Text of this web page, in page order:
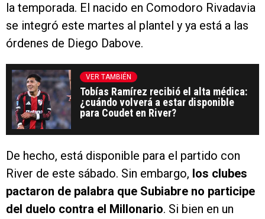
la temporada. El nacido en Comodoro Rivadavia
se integró este martes al plantel y ya está a las
órdenes de Diego Dabove.
VER TAMBIÉN
Tobías Ramírez recibió el alta médica:
¿cuándo volverá a estar disponible
para Coudet en River?
De hecho, está disponible para el partido con
River de este sábado. Sin embargo, los clubes
pactaron de palabra que Subiabre no participe
del duelo contra el Millonario. Si bien en un